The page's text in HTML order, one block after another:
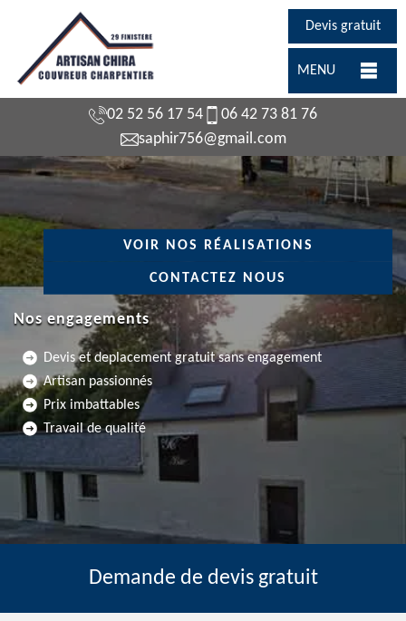
Devis gratuit
MENU
02 52 56 17 54
06 42 73 81 76
saphir756@gmail.com
VOIR NOS RÉALISATIONS
CONTACTEZ NOUS
Nos engagements
Devis et deplacement gratuit sans engagement
Artisan passionnés
Prix imbattables
Travail de qualité
Demande de devis gratuit